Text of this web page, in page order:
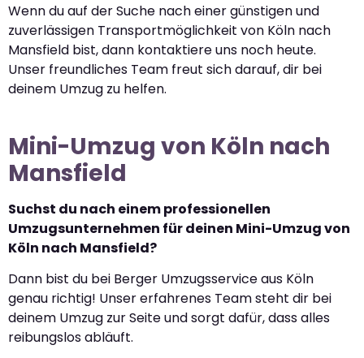
Wenn du auf der Suche nach einer günstigen und
zuverlässigen Transportmöglichkeit von Köln nach
Mansfield bist, dann kontaktiere uns noch heute.
Unser freundliches Team freut sich darauf, dir bei
deinem Umzug zu helfen.
Mini-Umzug von Köln nach
Mansfield
Suchst du nach einem professionellen
Umzugsunternehmen für deinen Mini-Umzug von
Köln nach Mansfield?
Dann bist du bei Berger Umzugsservice aus Köln
genau richtig! Unser erfahrenes Team steht dir bei
deinem Umzug zur Seite und sorgt dafür, dass alles
reibungslos abläuft.